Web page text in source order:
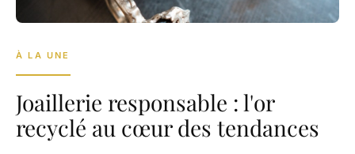
À LA UNE
Joaillerie responsable : l'or
recyclé au cœur des tendances